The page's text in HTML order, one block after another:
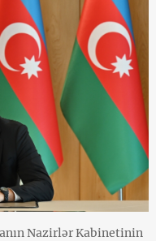
Nazirlər Kabinetinin